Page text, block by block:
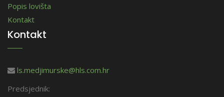
Popis lovišta
Kontakt
Kontakt
ls.medjimurske@hls.com.hr
Predsjednik: